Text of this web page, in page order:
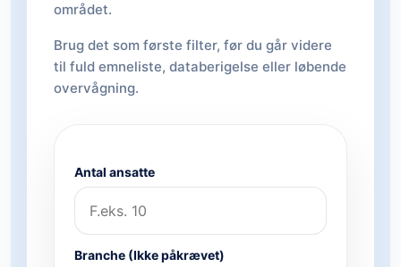
området.
Brug det som første filter, før du går videre
til fuld emneliste, databerigelse eller løbende
overvågning.
Antal ansatte
Branche (Ikke påkrævet)